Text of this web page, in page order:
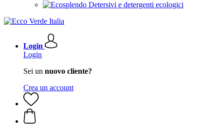
Detersivi e detergenti ecologici
Login
Login
Sei un nuovo cliente?
Crea un account